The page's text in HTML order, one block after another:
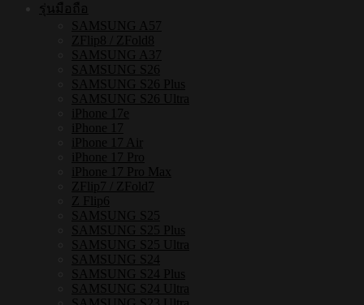
พอด
Smiley006
รุ่นมือถือ
SAMSUNG A57
ZFlip8 / ZFold8
SAMSUNG A37
SAMSUNG S26
SAMSUNG S26 Plus
SAMSUNG S26 Ultra
iPhone 17e
iPhone 17
iPhone 17 Air
iPhone 17 Pro
iPhone 17 Pro Max
ZFlip7 / ZFold7
Z Flip6
SAMSUNG S25
SAMSUNG S25 Plus
SAMSUNG S25 Ultra
SAMSUNG S24
SAMSUNG S24 Plus
SAMSUNG S24 Ultra